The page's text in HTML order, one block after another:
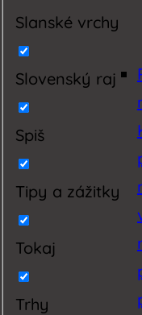
Slanské vrchy
Slovenský raj
Spiš
Tipy a zážitky
Tokaj
Trhy